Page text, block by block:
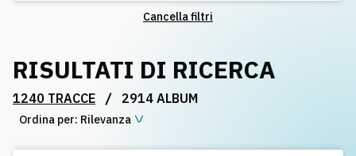
Playlist
Licenze
Cancella filtri
RISULTATI DI RICERCA
1240 TRACCE / 2914 ALBUM
Ordina per: Rilevanza